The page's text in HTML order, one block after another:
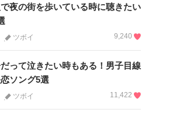
夜の街を歩いている時に聴きたい
ツボイ 9,240
って泣きたい時もある！男子目線
ソング5選
ツボイ 11,422